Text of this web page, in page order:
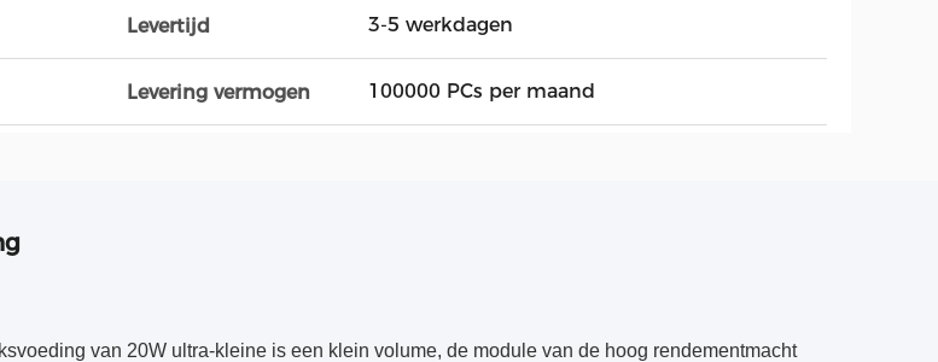
Levertijd 3-5 werkdagen
Levering vermogen 100000 PCs per maand
van 20W ultra-kleine is een klein volume, de module van de hoog rendementmacht